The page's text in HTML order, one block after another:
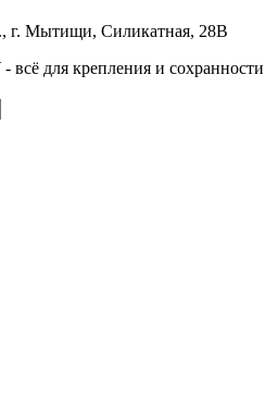
г. Мытищи, Силикатная, 28В
для крепления и сохранности